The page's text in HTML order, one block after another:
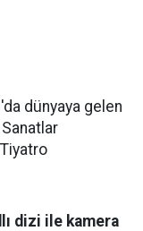
dünyaya gelen
dizi ile kamera